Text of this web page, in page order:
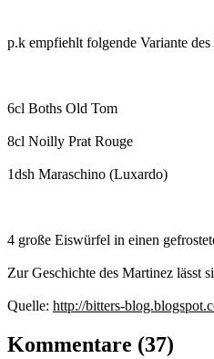
p.k empfiehlt folgende Variante
6cl Boths Old Tom
8cl Noilly Prat Rouge
1dsh Maraschino (Luxardo)
4 große Eiswürfel in einen
Zur Geschichte des Martinez lässt
Quelle: http://bitters-
Kommentare (37)